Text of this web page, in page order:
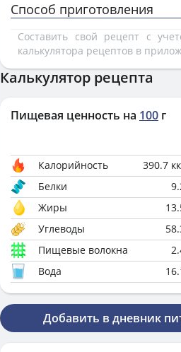
Способ приготовления
Составить свой рецепт с
калькулятора рецептов в
Калькулятор рецепта
Пищевая ценность на 100 г
Калорийность 390.7
Белки
Жиры
Углеводы
Пищевые волокна
Вода
Добавить в дневник